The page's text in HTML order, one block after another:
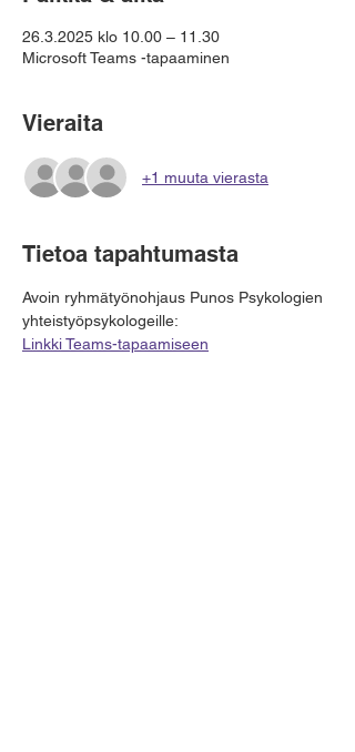
26.3.2025 klo 10.00 – 11.30
Microsoft Teams -tapaaminen
Vieraita
+1 muuta vierasta
Tietoa tapahtumasta
Avoin ryhmätyönohjaus Punos Psykologien
yhteistyöpsykologeille:
Linkki Teams-tapaamiseen